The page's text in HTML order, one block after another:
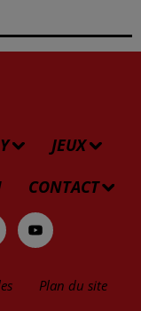
JEUX
CONTACT
Plan du site